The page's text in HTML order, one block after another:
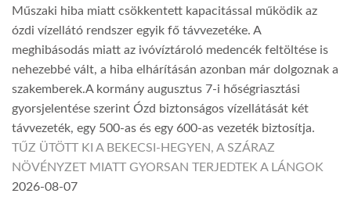
Műszaki hiba miatt csökkentett kapacitással működik az
ózdi vízellátó rendszer egyik fő távvezetéke. A
meghibásodás miatt az ivóvíztároló medencék feltöltése is
nehezebbé vált, a hiba elhárításán azonban már dolgoznak a
szakemberek.A kormány augusztus 7-i hőségriasztási
gyorsjelentése szerint Ózd biztonságos vízellátását két
távvezeték, egy 500-as és egy 600-as vezeték biztosítja.
TŰZ ÜTÖTT KI A BEKECSI-HEGYEN, A SZÁRAZ
NÖVÉNYZET MIATT GYORSAN TERJEDTEK A LÁNGOK
2026-08-07